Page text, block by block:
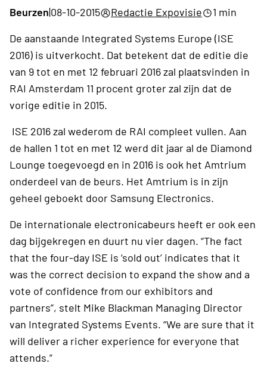
Beurzen|08-10-2015 Redactie Expovisie
1 min
De aanstaande Integrated Systems Europe (ISE
2016) is uitverkocht. Dat betekent dat de editie die
van 9 tot en met 12 februari 2016 zal plaatsvinden in
RAI Amsterdam 11 procent groter zal zijn dat de
vorige editie in 2015.
ISE 2016 zal wederom de RAI compleet vullen. Aan
de hallen 1 tot en met 12 werd dit jaar al de Diamond
Lounge toegevoegd en in 2016 is ook het Amtrium
onderdeel van de beurs. Het Amtrium is in zijn
geheel geboekt door Samsung Electronics.
De internationale electronicabeurs heeft er ook een
dag bijgekregen en duurt nu vier dagen. “The fact
that the four-day ISE is ‘sold out’ indicates that it
was the correct decision to expand the show and a
vote of confidence from our exhibitors and
partners”, stelt Mike Blackman Managing Director
van Integrated Systems Events. “We are sure that it
will deliver a richer experience for everyone that
attends.”